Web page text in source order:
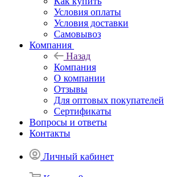
Условия оплаты
Условия доставки
Самовывоз
Компания
Назад
Компания
О компании
Отзывы
Для оптовых покупателей
Сертификаты
Вопросы и ответы
Контакты
Личный кабинет